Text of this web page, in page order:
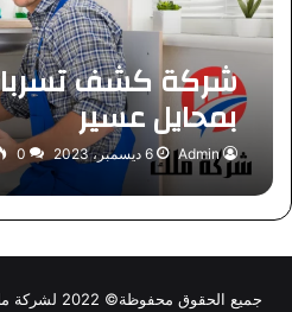
شركة كشف
بمحايل عسير
Admin 6 ديسمبر، 2023 0
جميع الحقوق محفوظة© 2022 لشركة ملك تصميم وتسويق Abo Rodina